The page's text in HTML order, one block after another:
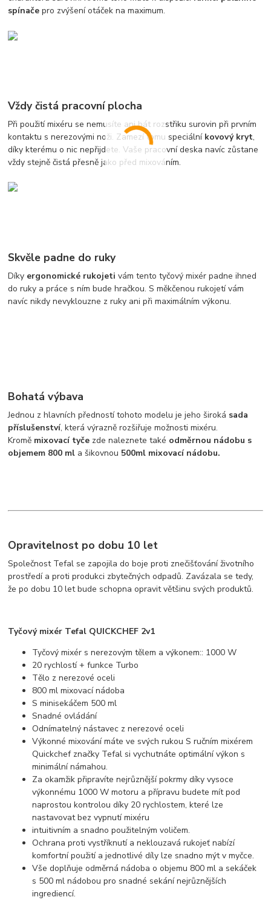
spínače pro zvýšení otáček na maximum.
Vždy čistá pracovní plocha
Při použití mixéru se nemusíte ani bát rozstřiku surovin při prvním
kontaktu s nerezovými noži. Zamezí tomu speciální kovový kryt,
díky kterému o nic nepřijdete. Vaše pracovní deska navíc zůstane
vždy stejně čistá přesně jako před mixováním.
Skvěle padne do ruky
Díky ergonomické rukojeti vám tento tyčový mixér padne ihned
do ruky a práce s ním bude hračkou. S měkčenou rukojetí vám
navíc nikdy nevyklouzne z ruky ani při maximálním výkonu.
Bohatá výbava
Jednou z hlavních předností tohoto modelu je jeho široká sada
příslušenství, která výrazně rozšiřuje možnosti mixéru.
Kromě mixovací tyče zde naleznete také odměrnou nádobu s
objemem 800 ml a šikovnou 500ml mixovací nádobu.
Opravitelnost po dobu 10 let
Společnost Tefal se zapojila do boje proti znečišťování životního
prostředí a proti produkci zbytečných odpadů. Zavázala se tedy,
že po dobu 10 let bude schopna opravit většinu svých produktů.
Tyčový mixér Tefal QUICKCHEF 2v1
Tyčový mixér s nerezovým tělem a výkonem:: 1000 W
20 rychlostí + funkce Turbo
Tělo z nerezové oceli
800 ml mixovací nádoba
S minisekáčem 500 ml
Snadné ovládání
Odnímatelný nástavec z nerezové oceli
Výkonné mixování máte ve svých rukou S ručním mixérem
Quickchef značky Tefal si vychutnáte optimální výkon s
minimální námahou.
Za okamžik připravíte nejrůznější pokrmy díky vysoce
výkonnému 1000 W motoru a přípravu budete mít pod
naprostou kontrolou díky 20 rychlostem, které lze
nastavovat bez vypnutí mixéru
intuitivním a snadno použitelným voličem.
Ochrana proti vystříknutí a neklouzavá rukojeť nabízí
komfortní použití a jednotlivé díly lze snadno mýt v myčce.
Vše doplňuje odměrná nádoba o objemu 800 ml a sekáček
s 500 ml nádobou pro snadné sekání nejrůznějších
ingrediencí.